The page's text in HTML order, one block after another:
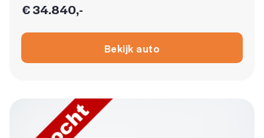
€ 34.840,-
Bekijk auto